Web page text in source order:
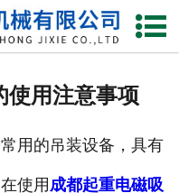
网站首页
使用注意事项
用的吊装设备，具有
使用成都起重电磁吸